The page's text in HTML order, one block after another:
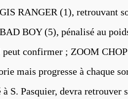
RANGER (1), retrouvant
BOY (5), pénalisé au
confirmer ; ZOOM
mais progresse à chaque
S. Pasquier, devra retrouver